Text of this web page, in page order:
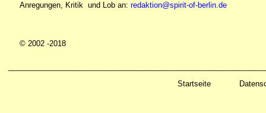
Anregungen, Kritik und Lob an: redaktion@spirit-of-berlin.de
© 2002 -2018
Startseite